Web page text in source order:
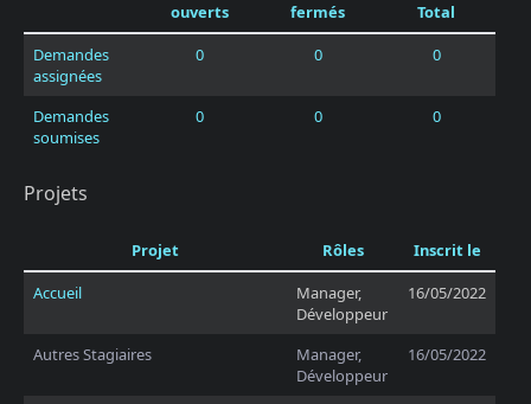
ouverts fermés
Total
Demandes
assignées
0 0 0
Demandes
soumises
0 0 0
Projets
Projet Rôles
Inscrit le
Accueil
Manager,
Développeur
16/05/2022
Autres Stagiaires
Manager,
Développeur
16/05/2022